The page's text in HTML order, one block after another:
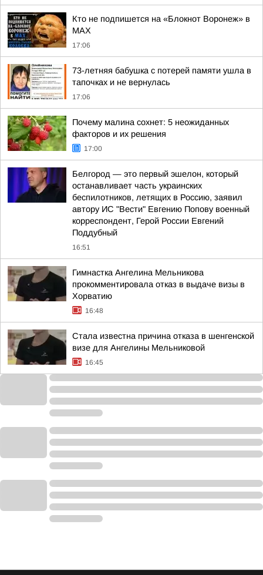
Кто не подпишется на «Блокнот Воронеж» в
МАХ
17:06
73-летняя бабушка с потерей памяти ушла в
тапочках и не вернулась
17:06
Почему малина сохнет: 5 неожиданных
факторов и их решения
17:00
Белгород — это первый эшелон, который
останавливает часть украинских
беспилотников, летящих в Россию, заявил
автору ИС "Вести" Евгению Попову военный
корреспондент, Герой России Евгений
Поддубный
16:51
Гимнастка Ангелина Мельникова
прокомментировала отказ в выдаче визы в
Хорватию
16:48
Стала известна причина отказа в шенгенской
визе для Ангелины Мельниковой
16:45